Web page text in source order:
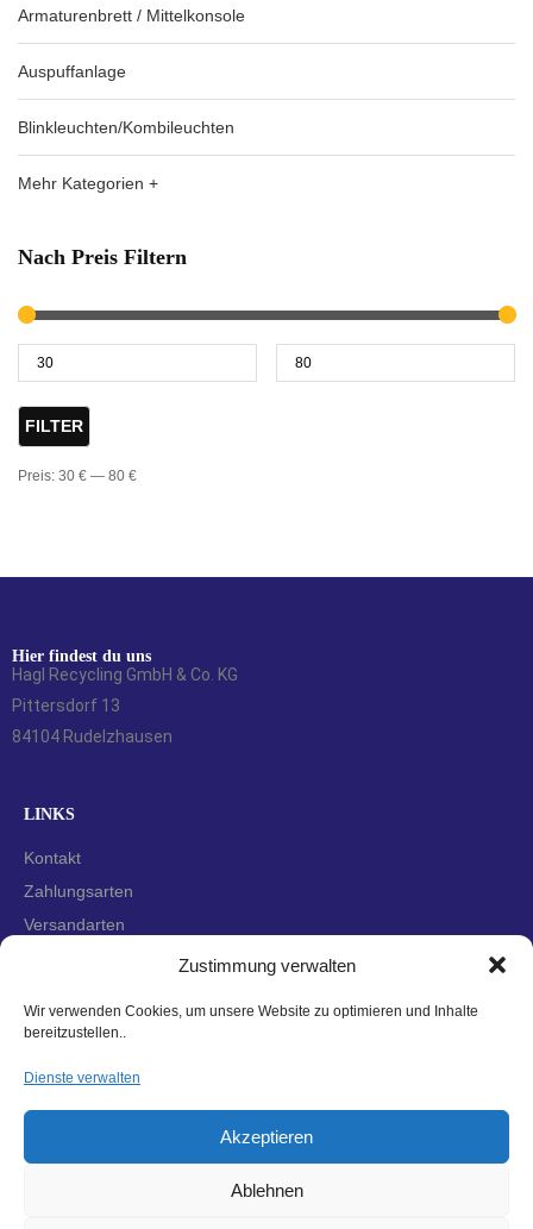
Zustimmung verwalten
Wir verwenden Cookies, um unsere Website zu optimieren und Inhalte
bereitzustellen..
Dienste verwalten
Akzeptieren
Ablehnen
Armaturenbrett / Mittelkonsole
Auspuffanlage
Blinkleuchten/Kombileuchten
Mehr Kategorien +
Nach Preis Filtern
FILTER
Preis: 30 € — 80 €
Hier findest du uns
Hagl Recycling GmbH & Co. KG
Pittersdorf 13
84104 Rudelzhausen
LINKS
Kontakt
Zahlungsarten
Versandarten
Datenschutzerklärung
Cookie-Richtlinie (EU)